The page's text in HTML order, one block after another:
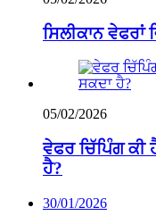
ਸਿਲੀਕਾਨ
05/02/2026
ਵੇਫਰ ਚਿੱਪਿੰਗ ਕੀ
ਹੈ?
30/01/2026